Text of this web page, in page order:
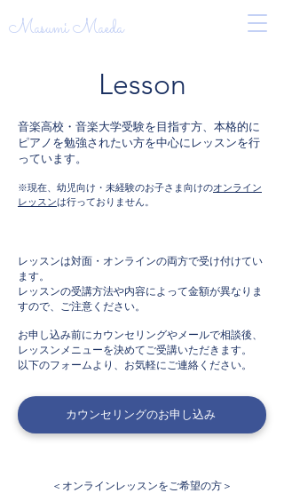
Masumi Maeda
Lesson
音楽高校・音楽大学受験を目指す方、本格的に
ピアノを勉強されたい方を中心にレッスンを行
っています。
​※現在、幼児向け・未経験のお子さま向けのオンライン
レッスンは行っておりません。
レッスンは対面・オンラインの両方で受け付けてい
ます。
レッスンの受講方法や内容によって金額が異なりま
すので、ご注意ください。
​お申し込み前にカウンセリングやメールで相談後、
レッスンメニューを決めてご受講いただきます。
以下のフォームより、お気軽にご連絡ください。
カウンセリングのお申し込み
＜オンラインレッスンをご希望の方＞